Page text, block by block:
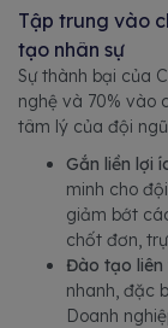
Tập trung vào
tạo nhân sự
Sự thành bại của
nghệ và 70% vào
tâm lý của đội
Gắn liền lợi
minh cho
giảm bớt
chốt đơn,
Đào tạo liên
nhanh, đặc
Doanh